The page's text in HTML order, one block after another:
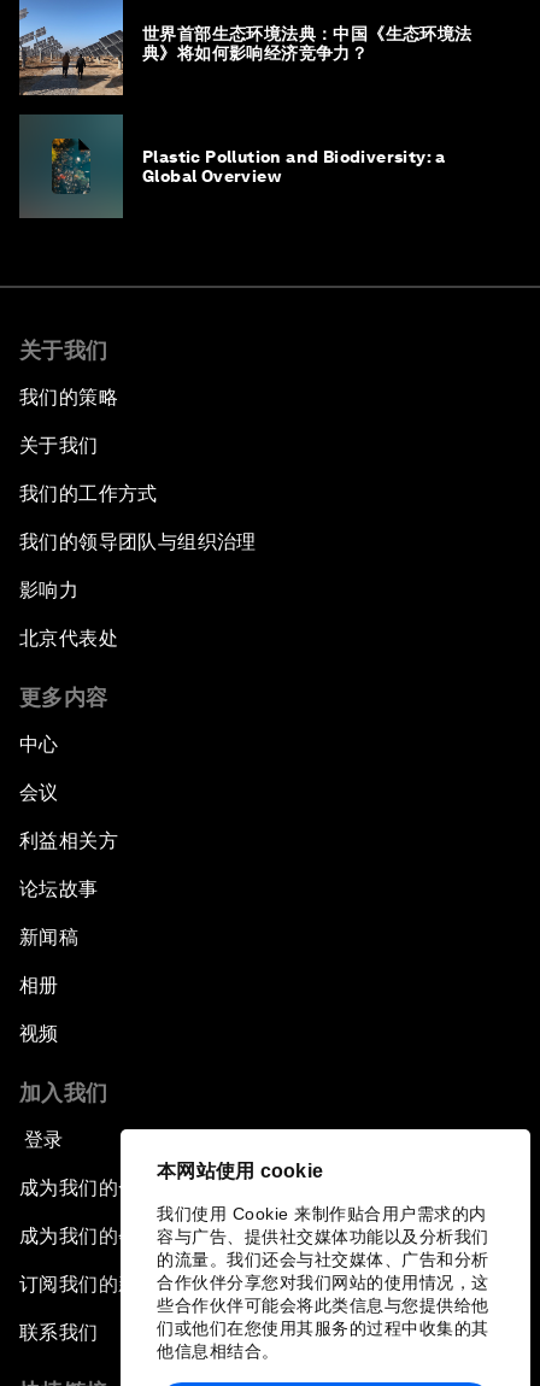
本网站使用 cookie
我们使用 Cookie 来制作贴合用户需求的内
容与广告、提供社交媒体功能以及分析我们
的流量。我们还会与社交媒体、广告和分析
合作伙伴分享您对我们网站的使用情况，这
些合作伙伴可能会将此类信息与您提供给他
们或他们在您使用其服务的过程中收集的其
他信息相结合。
世界首部生态环境法典：中国《生态环境法
典》将如何影响经济竞争力？
Plastic Pollution and Biodiversity: a
Global Overview
关于我们
我们的策略
关于我们
我们的工作方式
我们的领导团队与组织治理
影响力
北京代表处
更多内容
中心
会议
利益相关方
论坛故事
新闻稿
相册
视频
加入我们
登录
成为我们的合作伙伴
成为我们的会员
订阅我们的新闻稿
联系我们